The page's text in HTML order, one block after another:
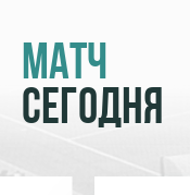
МАТЧ
СЕГОДНЯ